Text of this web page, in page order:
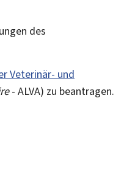
des
Veterinär- und
- ALVA) zu beantragen.